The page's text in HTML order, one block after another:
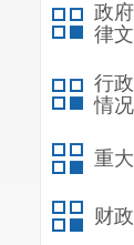
政
律
行
情况
重
财